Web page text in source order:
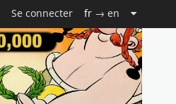
Se connecter fr → en